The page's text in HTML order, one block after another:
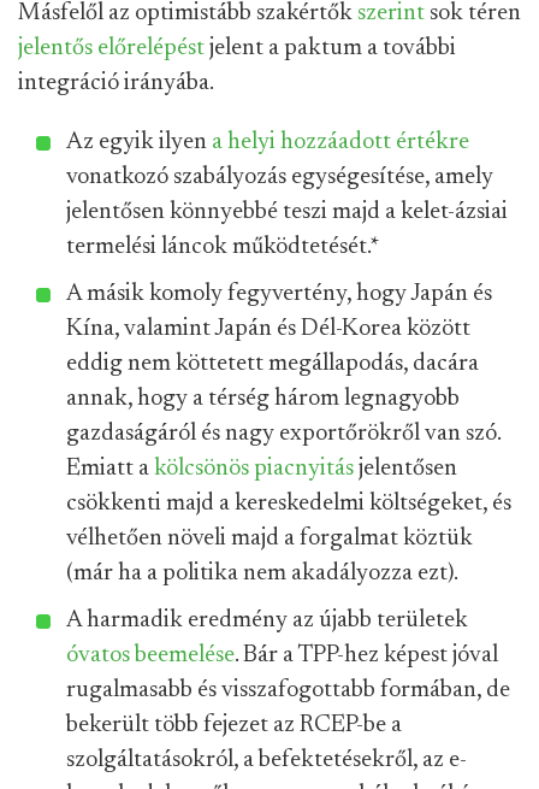
Másfelől az optimistább szakértők szerint sok téren
jelentős előrelépést jelent a paktum a további
integráció irányába.
Az egyik ilyen a helyi hozzáadott értékre
vonatkozó szabályozás egységesítése, amely
jelentősen könnyebbé teszi majd a kelet-ázsiai
termelési láncok működtetését.*
A másik komoly fegyvertény, hogy Japán és
Kína, valamint Japán és Dél-Korea között
eddig nem köttetett megállapodás, dacára
annak, hogy a térség három legnagyobb
gazdaságáról és nagy exportőrökről van szó.
Emiatt a kölcsönös piacnyitás jelentősen
csökkenti majd a kereskedelmi költségeket, és
vélhetően növeli majd a forgalmat köztük
(már ha a politika nem akadályozza ezt).
A harmadik eredmény az újabb területek
óvatos beemelése. Bár a TPP-hez képest jóval
rugalmasabb és visszafogottabb formában, de
bekerült több fejezet az RCEP-be a
szolgáltatásokról, a befektetésekről, az e-